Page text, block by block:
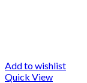
Add to wishlist
Quick View